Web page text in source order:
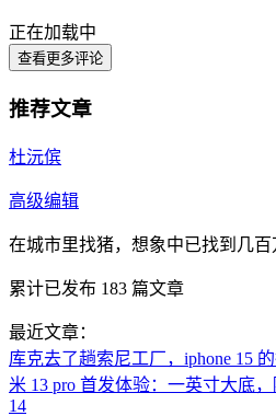
正在加载中
查看更多评论
推荐文章
杜沅傧
高级编辑
在城市里找猪，想象中已找到几百
累计已发布 183 篇文章
最近文章：
库克去了趟索尼工厂，iphone 15
米 13 pro 首发体验：一英寸大底
14